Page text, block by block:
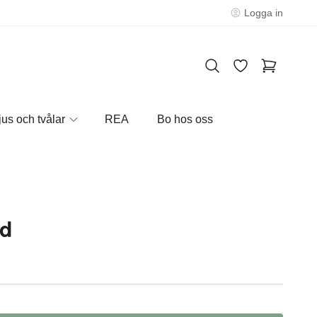
Logga in
och tvålar REA Bo hos oss